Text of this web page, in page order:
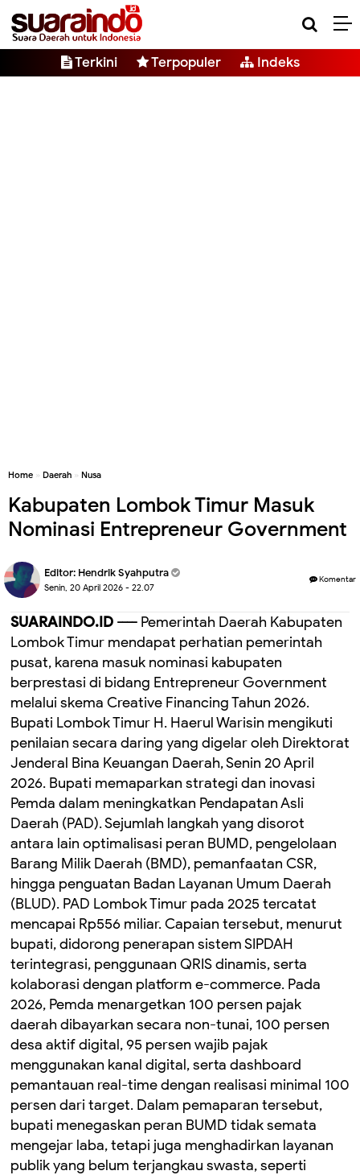
Terkini Terpopuler Indeks
Home » Daerah » Nusa
Kabupaten Lombok Timur Masuk
Nominasi Entrepreneur Government
Editor: Hendrik Syahputra
Senin, 20 April 2026 - 22.07
Komentar
SUARAINDO.ID ---- Pemerintah Daerah Kabupaten
Lombok Timur mendapat perhatian pemerintah
pusat, karena masuk nominasi kabupaten
berprestasi di bidang Entrepreneur Government
melalui skema Creative Financing Tahun 2026.
‎Bupati Lombok Timur H. Haerul Warisin mengikuti
penilaian secara daring yang digelar oleh Direktorat
Jenderal Bina Keuangan Daerah, Senin 20 April
2026. ‎Bupati memaparkan strategi dan inovasi
Pemda dalam meningkatkan Pendapatan Asli
Daerah (PAD). ‎Sejumlah langkah yang disorot
antara lain optimalisasi peran BUMD, pengelolaan
Barang Milik Daerah (BMD), pemanfaatan CSR,
hingga penguatan Badan Layanan Umum Daerah
(BLUD). ‎PAD Lombok Timur pada 2025 tercatat
mencapai Rp556 miliar. Capaian tersebut, menurut
bupati, didorong penerapan sistem SIPDAH
terintegrasi, penggunaan QRIS dinamis, serta
kolaborasi dengan platform e-commerce. Pada
2026, Pemda menargetkan 100 persen pajak
daerah dibayarkan secara non-tunai, 100 persen
desa aktif digital, 95 persen wajib pajak
menggunakan kanal digital, serta dashboard
pemantauan real-time dengan realisasi minimal 100
persen dari target. ‎Dalam pemaparan tersebut,
bupati menegaskan peran BUMD tidak semata
mengejar laba, tetapi juga menghadirkan layanan
publik yang belum terjangkau swasta, seperti